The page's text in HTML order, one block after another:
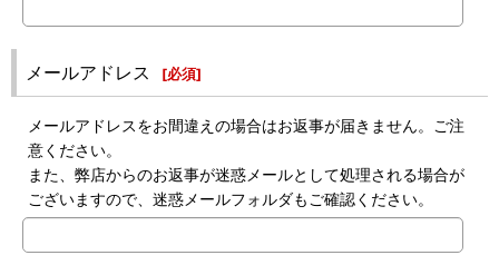
メールアドレス [必須]
メールアドレスをお間違えの場合はお返事が届きません。ご注
意ください。
また、弊店からのお返事が迷惑メールとして処理される場合が
ございますので、迷惑メールフォルダもご確認ください。